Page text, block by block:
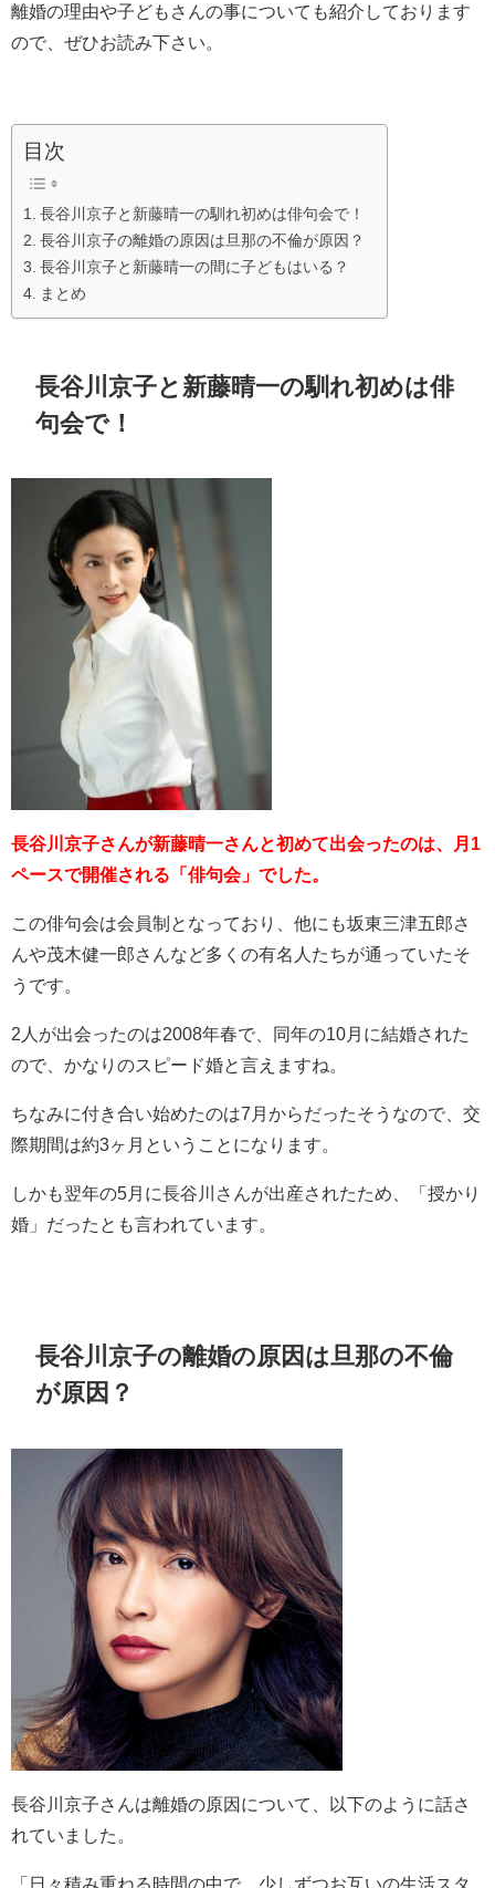
離婚の理由や子どもさんの事についても紹介しております
ので、ぜひお読み下さい。
目次
長谷川京子と新藤晴一の馴れ初めは俳句会で！
長谷川京子の離婚の原因は旦那の不倫が原因？
長谷川京子と新藤晴一の間に子どもはいる？
まとめ
長谷川京子と新藤晴一の馴れ初めは俳
句会で！
長谷川京子さんが新藤晴一さんと初めて出会ったのは、月1
ペースで開催される「俳句会」でした。
この俳句会は会員制となっており、他にも坂東三津五郎さ
んや茂木健一郎さんなど多くの有名人たちが通っていたそ
うです。
2 人が出会ったのは2008年春で、同年の10月に結婚された
ので、かなりのスピード婚と言えますね。
ちなみに付き合い始めたのは7 月からだったそうなので、交
際期間は約3ヶ月ということになります。
しかも翌年の5月に長谷川さんが出産されたため、「授かり
婚」だったとも言われています。
長谷川京子の離婚の原因は旦那の不倫
が原因？
長谷川京子さんは離婚の原因について、以下のように話さ
れていました。
「日々積み重ねる時間の中で、少しずつお互いの生活スタ